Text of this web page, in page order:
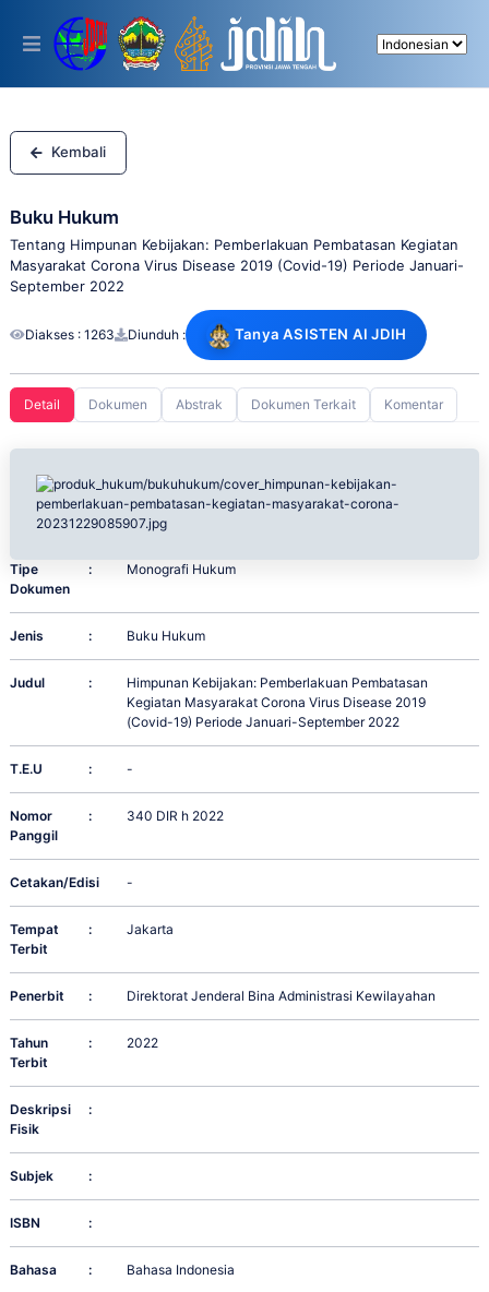
This
includes
accessibility
system.
Kembali
Buku Hukum
Tentang Himpunan Kebijakan: Pemberlakuan Pembatasan Kegiatan
Masyarakat Corona Virus Disease 2019 (Covid-19) Periode Januari-
September 2022
Diakses : 1263 Diunduh : Tanya ASISTEN AI JDIH
Detail Dokumen Abstrak Dokumen Terkait Komentar
Tipe
Dokumen
: Monografi Hukum
Jenis : Buku Hukum
Judul :
Himpunan Kebijakan: Pemberlakuan Pembatasan
Kegiatan Masyarakat Corona Virus Disease 2019
(Covid-19) Periode Januari-September 2022
T.E.U : -
Nomor
Panggil
: 340 DIR h 2022
Cetakan/Edisi
: -
Tempat
Terbit
: Jakarta
Penerbit : Direktorat Jenderal Bina Administrasi Kewilayahan
Tahun
Terbit
: 2022
Deskripsi
Fisik
:
Subjek :
ISBN :
Bahasa : Bahasa Indonesia